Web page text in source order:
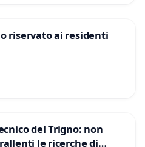
riservato ai residenti
del Trigno: non
le ricerche di